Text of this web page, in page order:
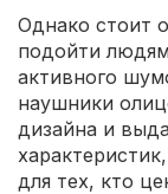
Однако стоит
подойти
активного
наушники
дизайна и
для тех, кто